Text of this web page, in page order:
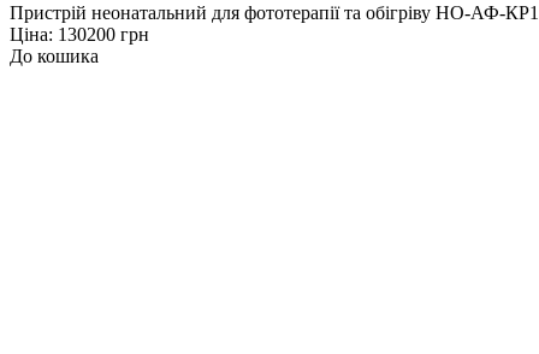
Пристрій неонатальний для фототерапії та обігріву НО-АФ-
Ціна: 130200 грн
До кошика